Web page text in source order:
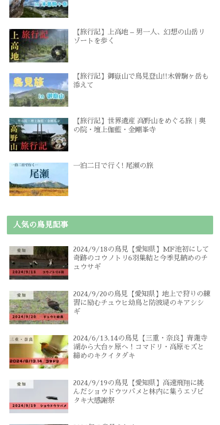
【旅行記】上高地 – 男一人、幻想の山岳リ
ゾートを歩く
【旅行記】御嶽山で鳥見登山!!木曽駒ヶ岳も
添えて
【旅行記】世界遺産 高野山をめぐる旅｜奥
の院・壇上伽藍・金剛峯寺
一泊二日で行く! 尾瀬の旅
人気の鳥見記事
2024/9/18の鳥見【愛知県】MF池初にして
奇跡のコウノトリ6羽集結と今季見納めのチ
ュウサギ
2024/9/20の鳥見【愛知県】地上で狩りの練
習に励むチュウヒ幼鳥と防波堤のキアシシ
ギ
2024/6/13,14の鳥見【三重・奈良】青蓮寺
湖から大台ヶ原へ！コマドリ・高原モズと
締めのキクイタダキ
2024/9/19の鳥見【愛知県】高速飛翔に挑
んだショウドウツバメと林内に集うエゾビ
タキ大感謝祭